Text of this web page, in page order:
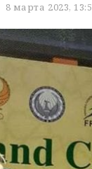
8 марта 2023,